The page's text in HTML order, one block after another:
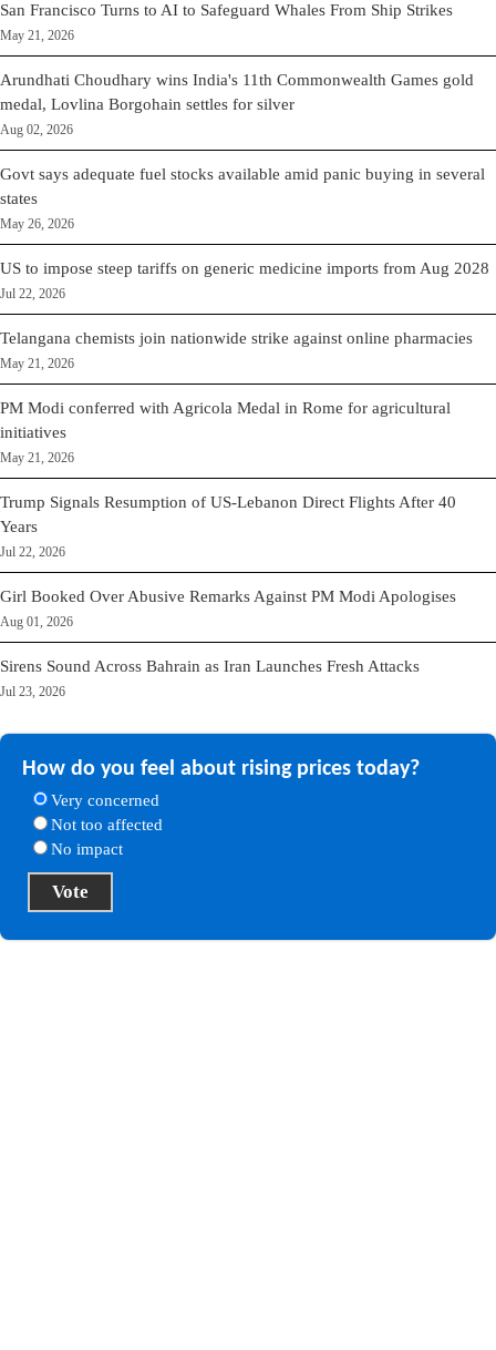
San Francisco Turns to AI to Safeguard Whales From Ship Strikes
May 21, 2026
Arundhati Choudhary wins India's 11th Commonwealth Games gold
medal, Lovlina Borgohain settles for silver
Aug 02, 2026
Govt says adequate fuel stocks available amid panic buying in several
states
May 26, 2026
US to impose steep tariffs on generic medicine imports from Aug 2028
Jul 22, 2026
Telangana chemists join nationwide strike against online pharmacies
May 21, 2026
PM Modi conferred with Agricola Medal in Rome for agricultural
initiatives
May 21, 2026
Trump Signals Resumption of US-Lebanon Direct Flights After 40
Years
Jul 22, 2026
Girl Booked Over Abusive Remarks Against PM Modi Apologises
Aug 01, 2026
Sirens Sound Across Bahrain as Iran Launches Fresh Attacks
Jul 23, 2026
How do you feel about rising prices today?
Very concerned
Not too affected
No impact